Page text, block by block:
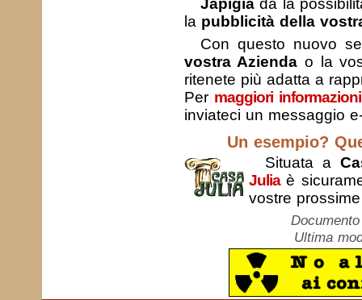
Japigiada la
la pubblicità della
Con questo nuovo
vostra Azienda o la
ritenete più adatta a
Per maggiori informazioni
inviateci un messaggio
Un esempio?
Situata a
Juliaè
vostre
Ultima